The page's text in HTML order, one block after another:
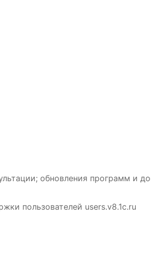
обновления программ и
пользователей users.v8.1c.ru